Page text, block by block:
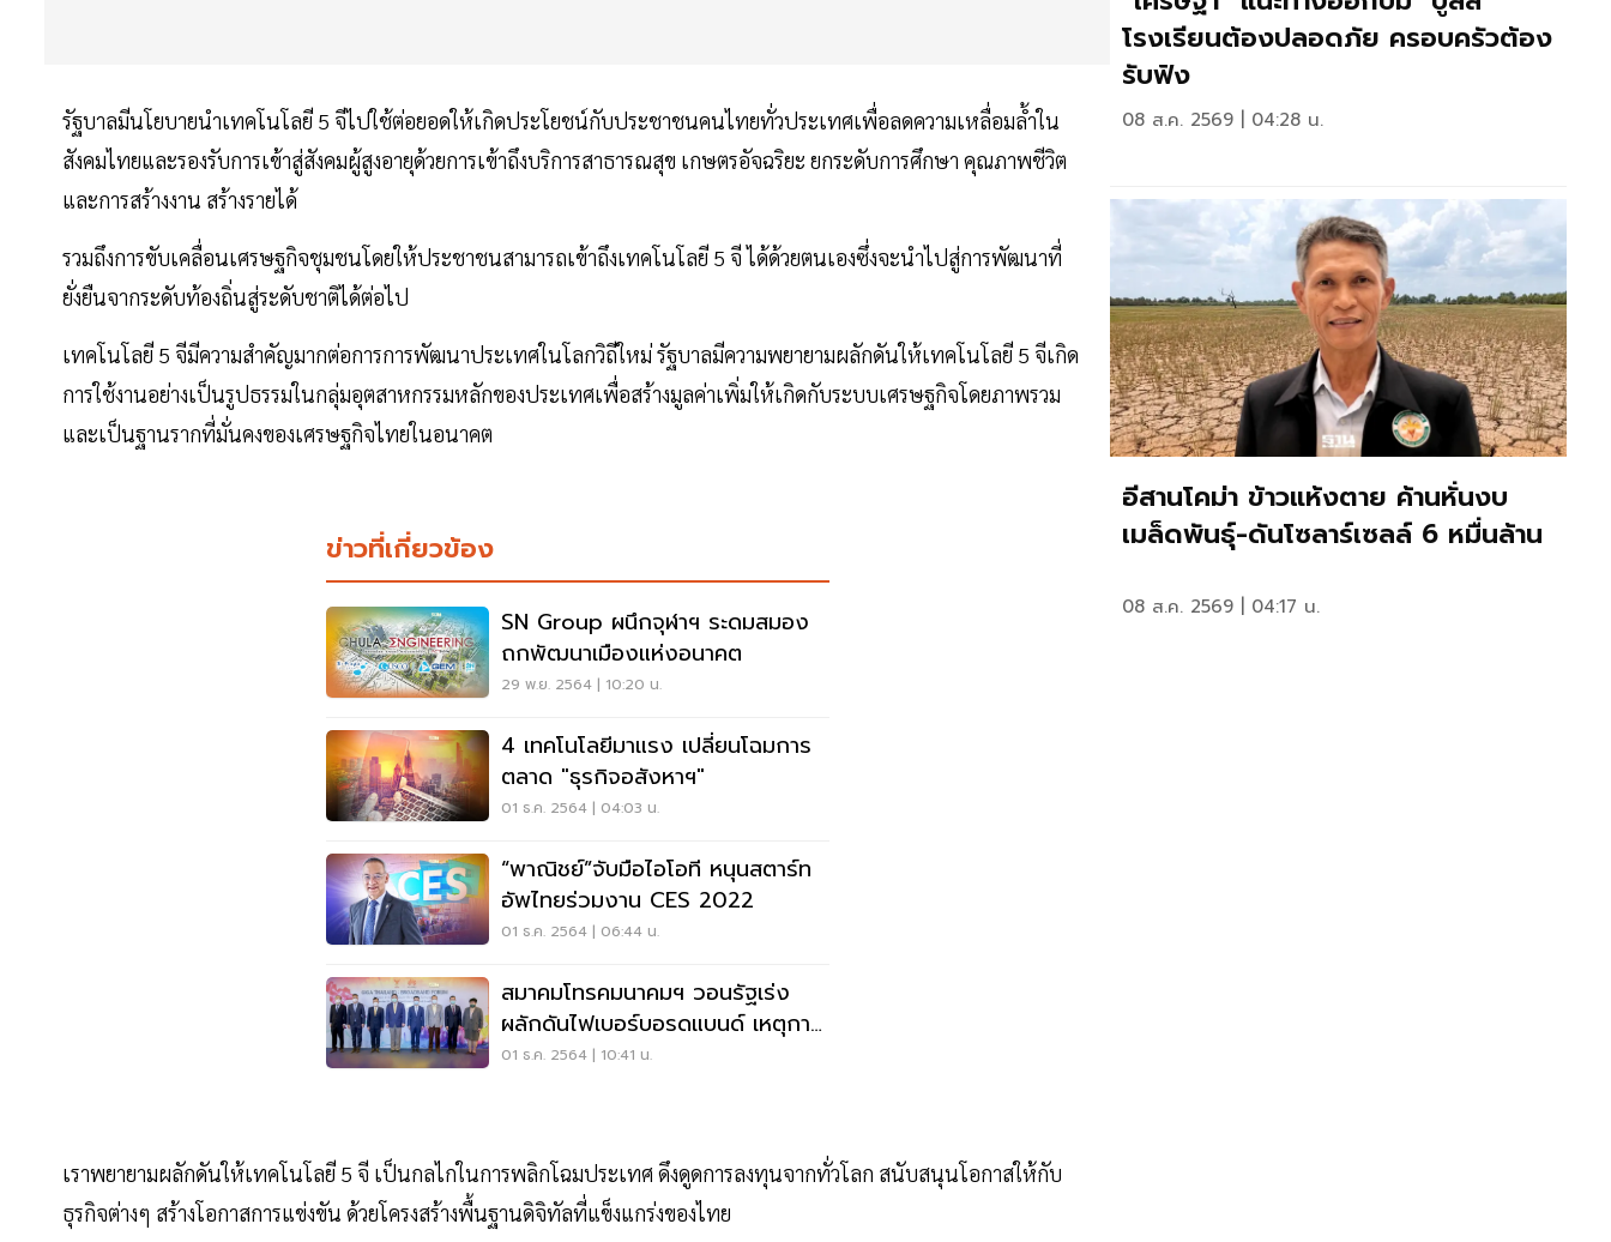
รัฐบาลมีนโยบายนำเทคโนโลยี 5 จีไปใช้ต่อยอดให้เกิดประโยชน์กับประชาชนคนไทยทั่วประเทศเพื่อลดความเหลื่อมล้ำใน
สังคมไทยและรองรับการเข้าสู่สังคมผู้สูงอายุด้วยการเข้าถึงบริการสาธารณสุข เกษตรอัจฉริยะ ยกระดับการศึกษา คุณภาพชีวิต
และการสร้างงาน สร้างรายได้
รวมถึงการขับเคลื่อนเศรษฐกิจชุมชนโดยให้ประชาชนสามารถเข้าถึงเทคโนโลยี 5 จี ได้ด้วยตนเองซึ่งจะนำไปสู่การพัฒนาที่
ยั่งยืนจากระดับท้องถิ่นสู่ระดับชาติได้ต่อไป
เทคโนโลยี 5 จีมีความสำคัญมากต่อการการพัฒนาประเทศในโลกวิถีใหม่ รัฐบาลมีความพยายามผลักดันให้เทคโนโลยี 5 จีเกิด
การใช้งานอย่างเป็นรูปธรรมในกลุ่มอุตสาหกรรมหลักของประเทศเพื่อสร้างมูลค่าเพิ่มให้เกิดกับระบบเศรษฐกิจโดยภาพรวม
และเป็นฐานรากที่มั่นคงของเศรษฐกิจไทยในอนาคต
ข่าวที่เกี่ยวข้อง
SN Group ผนึกจุฬาฯ ระดมสมอง
ถกพัฒนาเมืองแห่งอนาคต
29 พ.ย. 2564 | 10:20 น.
4 เทคโนโลยีมาแรง เปลี่ยนโฉมการ
ตลาด "ธุรกิจอสังหาฯ"
01 ธ.ค. 2564 | 04:03 น.
“พาณิชย์”จับมือไอโอที หนุนสตาร์ท
อัพไทยร่วมงาน CES 2022
01 ธ.ค. 2564 | 06:44 น.
สมาคมโทรคมนาคมฯ วอนรัฐเร่ง
ผลักดันไฟเบอร์บอรดแบนด์ เหตุการ
เข้าถึงยังต่ำ
01 ธ.ค. 2564 | 10:41 น.
เราพยายามผลักดันให้เทคโนโลยี 5 จี เป็นกลไกในการพลิกโฉมประเทศ ดึงดูดการลงทุนจากทั่วโลก สนับสนุนโอกาสให้กับ
ธุรกิจต่างๆ สร้างโอกาสการแข่งขัน ด้วยโครงสร้างพื้นฐานดิจิทัลที่แข็งแกร่งของไทย
โรงเรียนต้องปลอดภัย ครอบครัวต้อง
รับฟัง
08 ส.ค. 2569 | 04:28 น.
อีสานโคม่า ข้าวแห้งตาย ค้านหั่นงบ
เมล็ดพันธุ์-ดันโซลาร์เซลล์ 6 หมื่นล้าน
08 ส.ค. 2569 | 04:17 น.